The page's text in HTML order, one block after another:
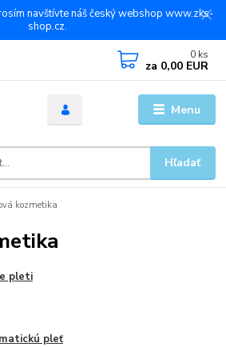
navštívte náš český webshop www.zks-
shop.cz.
Menu
Hľadať
0 ks
za 0,00 EUR
kozmetika
pleti
pleť